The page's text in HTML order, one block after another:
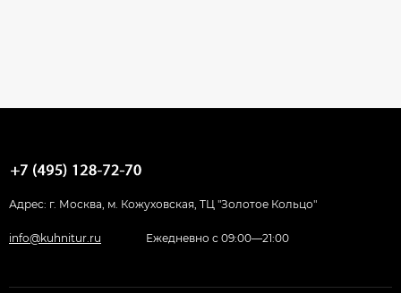
Адрес: г. Москва, м. Кожуховская, ТЦ "Золотое Кольцо"
info@kuhnitur.ru Ежедневно с 09:00—21:00